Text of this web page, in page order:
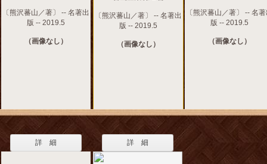
〔熊沢蕃山／著〕 -- 名著出
版 -- 2019.5
（画像なし）
〔熊沢蕃山／著〕 -- 名著出
版 -- 2019.5
（画像なし）
〔熊沢蕃山／著〕 -- 名
版 -- 2019.5
（画像なし）
詳 細 詳 細